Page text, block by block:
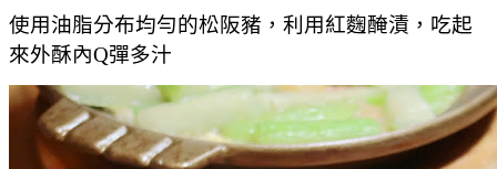
使用油脂分布均勻的松阪豬，利用紅麴醃漬，吃起
來外酥內Q彈多汁